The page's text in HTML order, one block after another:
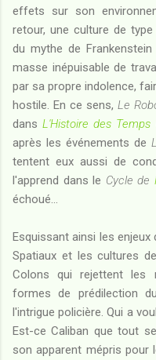
effets sur son
retour, une culture de
du mythe de
masse inépuisable de
par sa propre indolence,
hostile. En ce sens, Le
dansL'Histoire des Temps
après les événements de
tentent eux aussi de
l'apprend dans le Cycle de
échoué...
Esquissant ainsi les enjeux
Spatiaux et les cultures
Colons qui rejettent les
formes de prédilection
l'intrigue policière. Qui a
Est-ce Caliban que tout
son apparent mépris pour